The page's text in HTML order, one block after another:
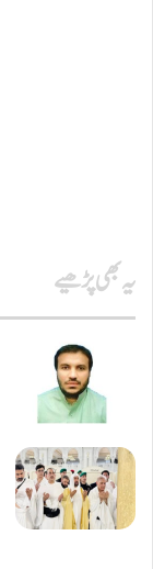
یہ بھی پڑھیے